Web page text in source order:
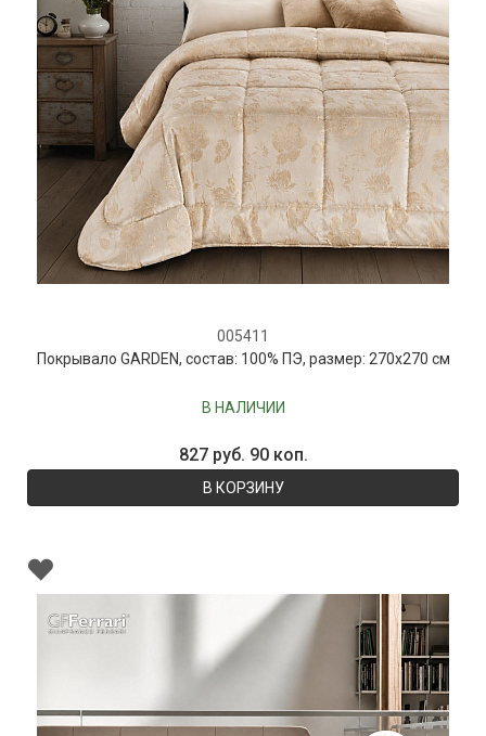
005411
Покрывало GARDEN, состав: 100% ПЭ, размер: 270х270 см
В НАЛИЧИИ
827 руб. 90 коп.
В КОРЗИНУ